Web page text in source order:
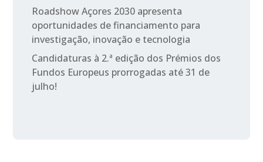
Roadshow Açores 2030 apresenta
oportunidades de financiamento para
investigação, inovação e tecnologia
Candidaturas à 2.ª edição dos Prémios dos
Fundos Europeus prorrogadas até 31 de
julho!